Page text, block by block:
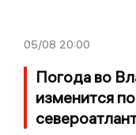
05/08 20:00
Погода во
изменится